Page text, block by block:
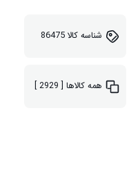
شناسه کالا86475
همه کالاها [ 2929 ]